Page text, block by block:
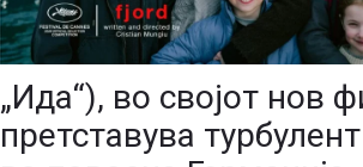
„Ида“), во својот нов
претставува